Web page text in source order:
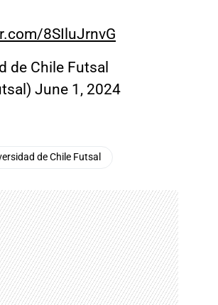
8SIluJrnvG
de Chile Futsal
June 1, 2024
de Chile Futsal